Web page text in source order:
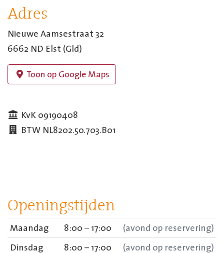
Adres
Nieuwe Aamsestraat 32
6662 ND Elst (Gld)
Toon op Google Maps
KvK 09190408
BTW NL8202.50.703.B01
Openingstijden
Maandag 8:00 – 17:00
(avond op reservering)
Dinsdag
8:00 – 17:00
(avond op reservering)